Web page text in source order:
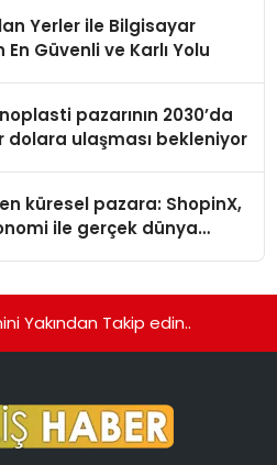
Yerler ile Bilgisayar
En Güvenli ve Karlı Yolu
pazarının 2030’da
dolara ulaşması bekleniyor
küresel pazara: ShopinX,
ile gerçek dünya
Yakından Takip edin..